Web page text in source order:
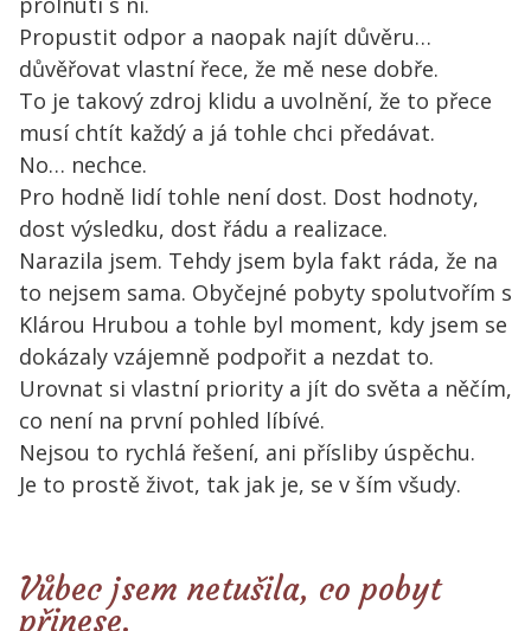
Propustit odpor a naopak najít důvěru…
důvěřovat vlastní řece, že mě nese dobře.
To je takový zdroj klidu a uvolnění, že to přece
musí chtít každý a já tohle chci předávat.
No… nechce.
Pro hodně lidí tohle není dost. Dost hodnoty,
dost výsledku, dost řádu a realizace.
Narazila jsem. Tehdy jsem byla fakt ráda, že na
to nejsem sama. Obyčejné pobyty spolutvořím s
Klárou Hrubou a tohle byl moment, kdy jsem se
dokázaly vzájemně podpořit a nezdat to.
Urovnat si vlastní priority a jít do světa a něčím,
co není na první pohled líbívé.
Nejsou to rychlá řešení, ani přísliby úspěchu.
Je to prostě život, tak jak je, se v ším všudy.
Vůbec jsem netušila, co pobyt
přinese.